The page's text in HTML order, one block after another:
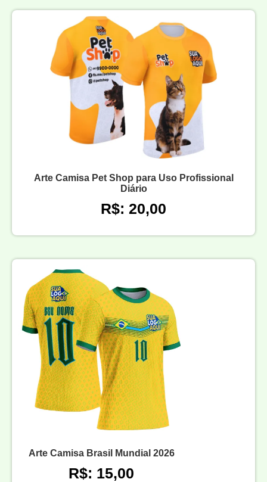
Arte Camisa Pet Shop para Uso Profissional
Diário
R$: 20,00
Arte Camisa Brasil Mundial 2026
R$: 15,00